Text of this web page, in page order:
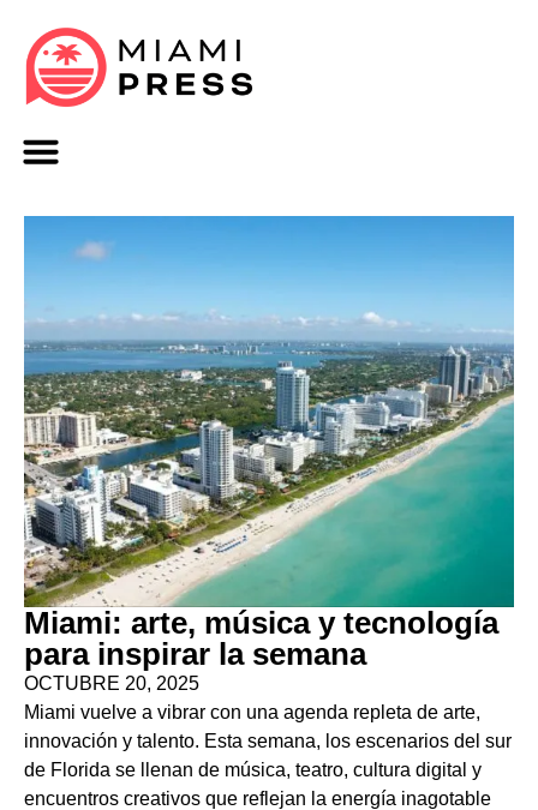
Miami: arte, música y tecnología
para inspirar la semana
OCTUBRE 20, 2025
Miami vuelve a vibrar con una agenda repleta de arte,
innovación y talento. Esta semana, los escenarios del sur
de Florida se llenan de música, teatro, cultura digital y
encuentros creativos que reflejan la energía inagotable